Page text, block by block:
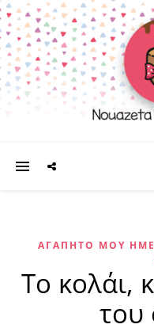
ΑΓΑΠΗΤΌ ΜΟΥ
Το κολάι,
του